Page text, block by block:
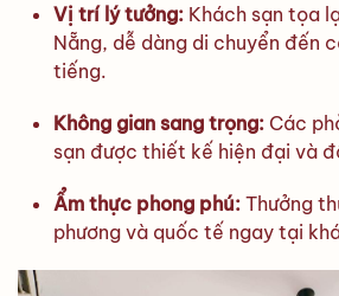
Vị trí lý tưởng: Khách sạn tọa
Nẵng, dễ dàng di chuyển đến
tiếng.
Không gian sang trọng: Các
sạn được thiết kế hiện đại và
Ẩm thực phong phú: Thưởng
phương và quốc tế ngay tại